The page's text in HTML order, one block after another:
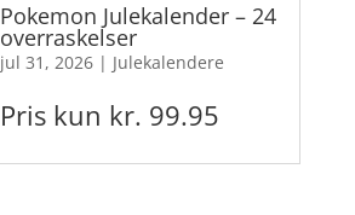
Pokemon Julekalender – 24
overraskelser
jul 31, 2026| Julekalendere
Pris kun kr. 99.95